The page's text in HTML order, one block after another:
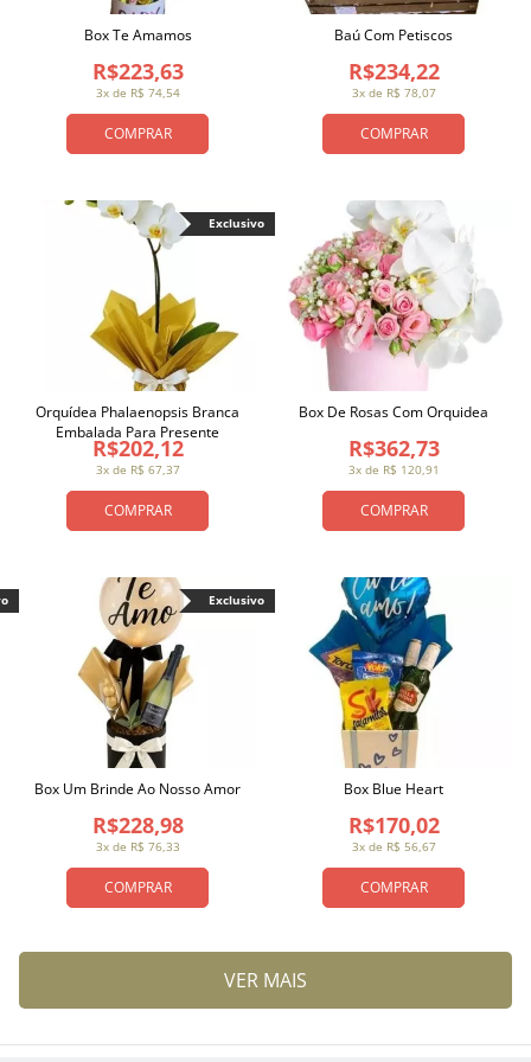
COMPRAR
3x de R$ 74,54
R$223,63
Box Te Amamos
COMPRAR
3x de R$ 78,07
R$234,22
Baú Com Petiscos
COMPRAR
3x de R$ 67,37
R$202,12
Orquídea Phalaenopsis Branca
Embalada Para Presente
Exclusivo
COMPRAR
3x de R$ 120,91
R$362,73
Box De Rosas Com Orquidea
COMPRAR
3x de R$ 76,33
R$228,98
Box Um Brinde Ao Nosso Amor
Exclusivo
COMPRAR
3x de R$ 56,67
R$170,02
Box Blue Heart
VER MAIS